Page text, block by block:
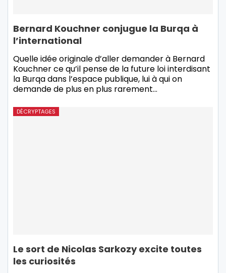
Bernard Kouchner conjugue la Burqa à
l’international
Quelle idée originale d’aller demander à Bernard
Kouchner ce qu’il pense de la future loi interdisant
la Burqa dans l’espace publique, lui à qui on
demande de plus en plus rarement…
DÉCRYPTAGES
Le sort de Nicolas Sarkozy excite toutes
les curiosités